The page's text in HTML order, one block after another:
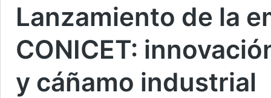
Lanzamiento de la
CONICET:
y cáñamo industrial